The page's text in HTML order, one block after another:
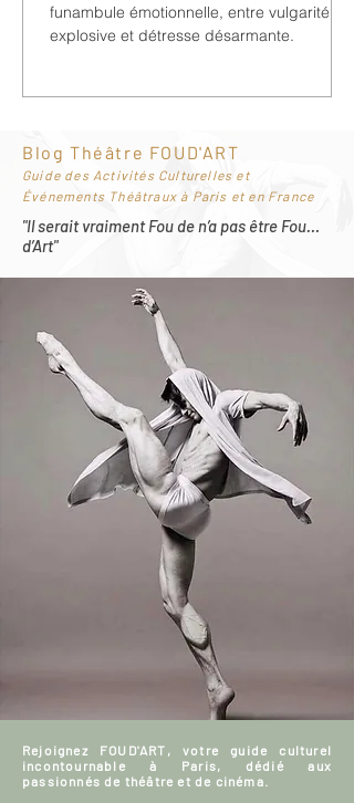
funambule émotionnelle, entre vulgarité
explosive et détresse désarmante.
Blog Théâtre FOUD'ART
Guide des Activités Culturelles et
Événements Théâtraux à Paris et en France
"Il serait vraiment Fou de n’a pas être Fou…
d’Art"
Rejoignez FOUD'ART, votre guide culturel
incontournable à Paris, dédié aux
passionnés de théâtre et de cinéma.